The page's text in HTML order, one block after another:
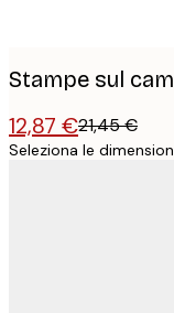
Stampe sul
12,87 €21,45 €
Seleziona le